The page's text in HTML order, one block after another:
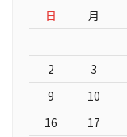
日
月
2
3
9
10
16
17